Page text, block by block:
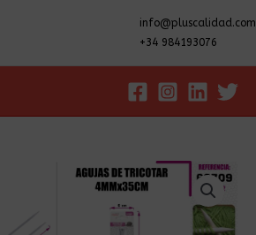
info@pluscalidad.com
+34 984193076